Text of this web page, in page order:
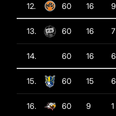
12. 60 16 9
13. 60 16 7
14. 60 16 6
15. 60 15 6
16. 60 9 1